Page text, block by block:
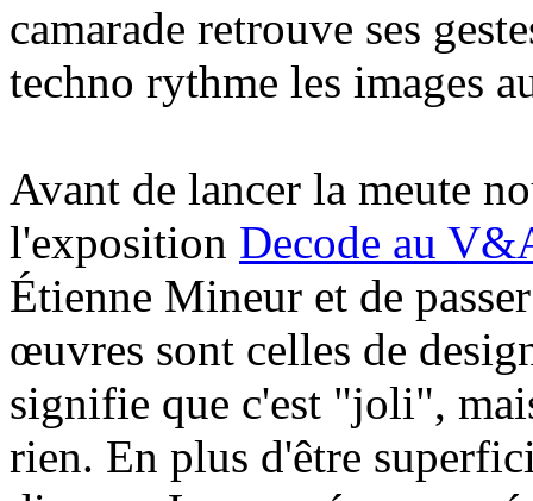
camarade retrouve ses
techno rythme les images
Avant de lancer la meute
l'exposition Decode au
Étienne Mineur et de
œuvres sont celles de
signifie que c'est "joli",
rien. En plus d'être